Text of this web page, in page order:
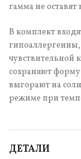
гамма не
В комплект
чувствительной
сохраняют
выгорают на
режиме при
ДЕТАЛИ